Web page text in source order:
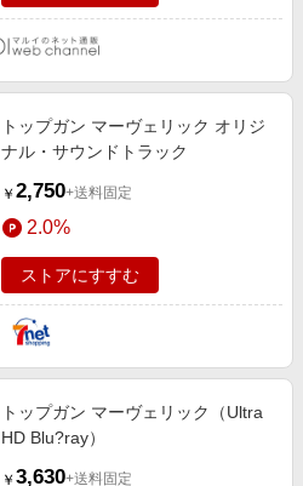
トップガン マーヴェリック オリジ
ナル・サウンドトラック
￥ 2,750+送料固定
2.0%
ストアにすすむ
トップガン マーヴェリック（Ultra
HD Blu?ray）
￥ 3,630+送料固定